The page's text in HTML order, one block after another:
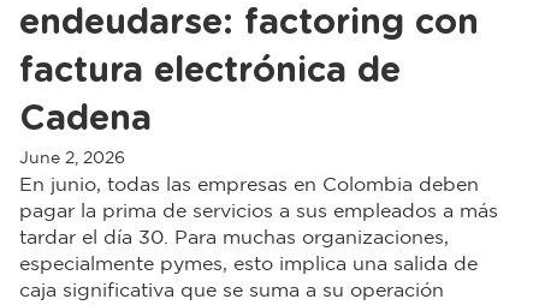
endeudarse: factoring con
factura electrónica de
Cadena
June 2, 2026
En junio, todas las empresas en Colombia deben
pagar la prima de servicios a sus empleados a más
tardar el día 30. Para muchas organizaciones,
especialmente pymes, esto implica una salida de
caja significativa que se suma a su operación